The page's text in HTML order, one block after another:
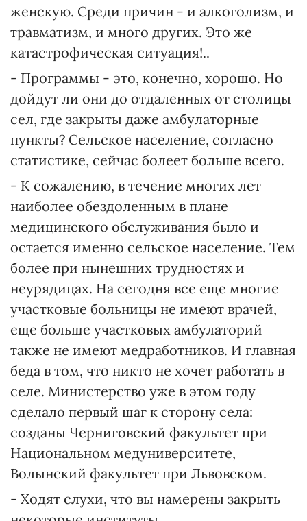
женскую. Среди причин - и алкоголизм, и
травматизм, и много других. Это же
катастрофическая ситуация!..
- Программы - это, конечно, хорошо. Но
дойдут ли они до отдаленных от столицы
сел, где закрыты даже амбулаторные
пункты? Сельское население, согласно
статистике, сейчас болеет больше всего.
- К сожалению, в течение многих лет
наиболее обездоленным в плане
медицинского обслуживания было и
остается именно сельское население. Тем
более при нынешних трудностях и
неурядицах. На сегодня все еще многие
участковые больницы не имеют врачей,
еще больше участковых амбулаторий
также не имеют медработников. И главная
беда в том, что никто не хочет работать в
селе. Министерство уже в этом году
сделало первый шаг к сторону села:
созданы Черниговский факультет при
Национальном медуниверситете,
Волынский факультет при Львовском.
- Ходят слухи, что вы намерены закрыть